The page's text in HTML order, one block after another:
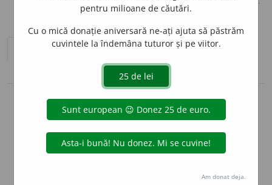
sinteza definițiilor (1)
definiții (50)
pronunție volume_up
info
Aceste definiții sunt compilate de
echipa dexonline. Definițiile
originale se află pe filadefiniții.
Puteți reordona filele pe pagina de
pentru milioane de căutări.
Cu o mică donație aniversară ne-ați ajuta să păstrăm
cuvintele la îndemâna tuturor și pe viitor.
Am donat deja.